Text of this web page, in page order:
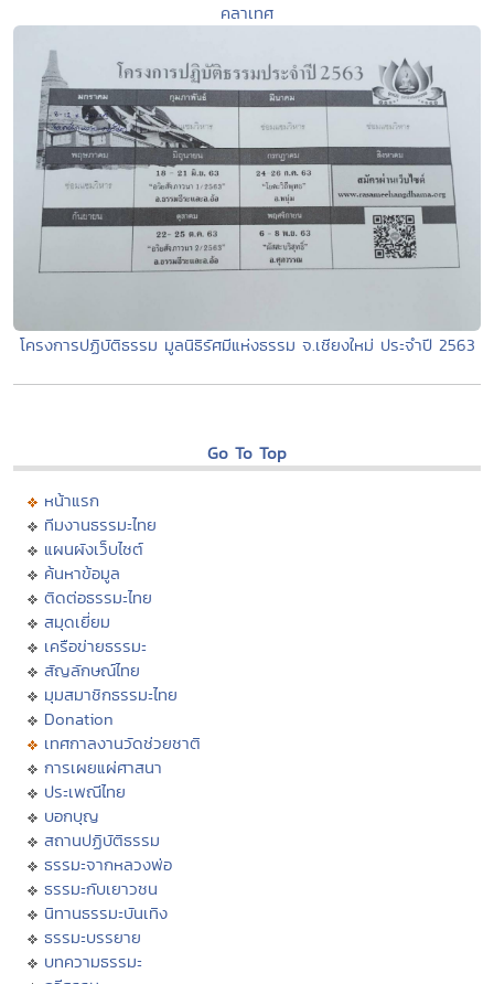
คลาเทศ
โครงการปฏิบัติธรรม มูลนิธิรัศมีแห่งธรรม จ.เชียงใหม่ ประจำปี 2563
Go To Top
หน้าแรก
ทีมงานธรรมะไทย
แผนผังเว็บไซต์
ค้นหาข้อมูล
ติดต่อธรรมะไทย
สมุดเยี่ยม
เครือข่ายธรรมะ
สัญลักษณ์ไทย
มุมสมาชิกธรรมะไทย
Donation
เทศกาลงานวัดช่วยชาติ
การเผยแผ่ศาสนา
ประเพณีไทย
บอกบุญ
สถานปฏิบัติธรรม
ธรรมะจากหลวงพ่อ
ธรรมะกับเยาวชน
นิทานธรรมะบันเทิง
ธรรมะบรรยาย
บทความธรรมะ